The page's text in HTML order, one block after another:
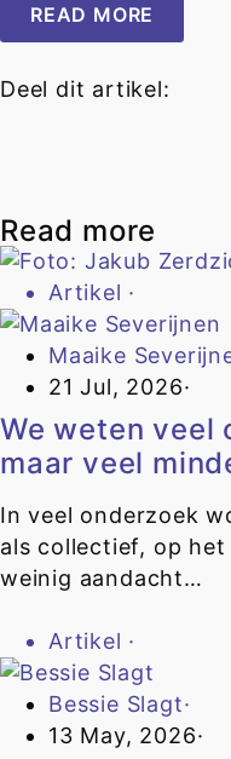
READ MORE
Deel dit artikel:
Read more
Artikel ·
Maaike
21 Jul, 2026·
We weten veel
maar veel
In veel onderzoek
als collectief, op
weinig aandacht…
Artikel ·
Bessie Slagt·
13 May, 2026·